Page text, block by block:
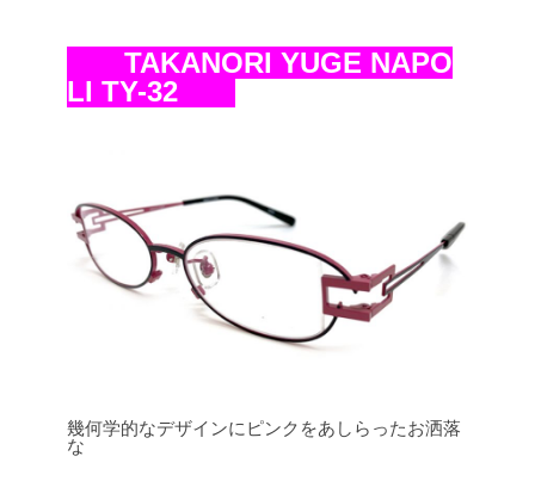
TAKANORI YUGE NAPO
LI TY-32
幾何学的なデザインにピンクをあしらったお洒落
な